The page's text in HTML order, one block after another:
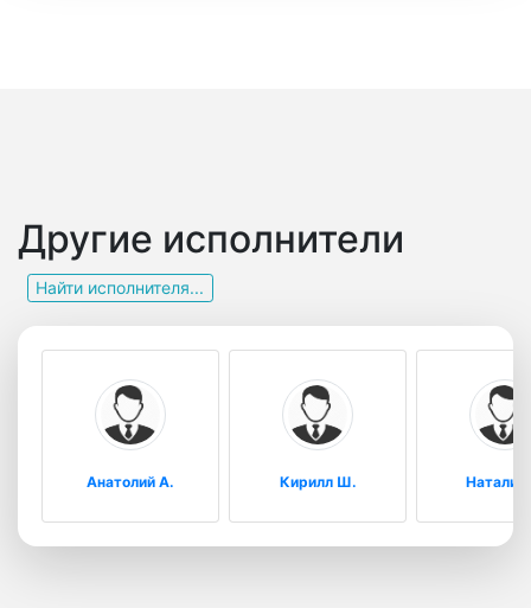
Другие исполнители
Найти исполнителя...
Анатолий А. Кирилл Ш. Наталия